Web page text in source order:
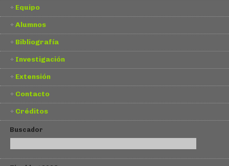
Equipo
Alumnos
Bibliografía
Investigación
Extensión
Contacto
Créditos
Buscador